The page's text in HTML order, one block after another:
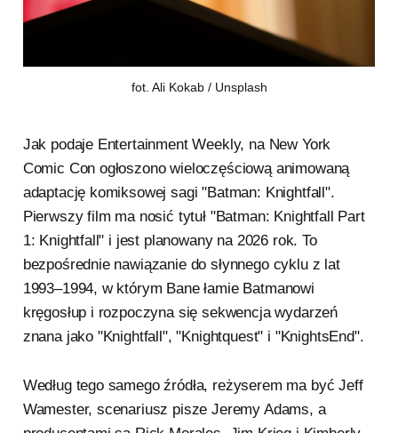
fot. Ali Kokab / Unsplash
Jak podaje Entertainment Weekly, na New York
Comic Con ogłoszono wieloczęściową animowaną
adaptację komiksowej sagi "Batman: Knightfall".
Pierwszy film ma nosić tytuł "Batman: Knightfall Part
1: Knightfall" i jest planowany na 2026 rok. To
bezpośrednie nawiązanie do słynnego cyklu z lat
1993–1994, w którym Bane łamie Batmanowi
kręgosłup i rozpoczyna się sekwencja wydarzeń
znana jako "Knightfall", "Knightquest" i "KnightsEnd".
Według tego samego źródła, reżyserem ma być Jeff
Wamester, scenariusz pisze Jeremy Adams, a